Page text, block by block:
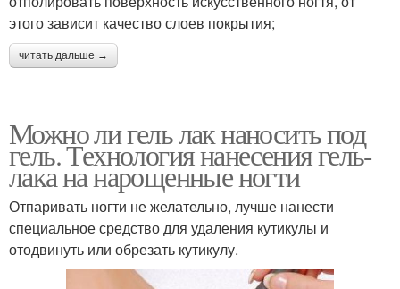
этого зависит качество слоев покрытия;
читать дальше →
Можно ли гель лак наносить под
гель. Технология нанесения гель-
лака на нарощенные ногти
Отпаривать ногти не желательно, лучше нанести
специальное средство для удаления кутикулы и
отодвинуть или обрезать кутикулу.